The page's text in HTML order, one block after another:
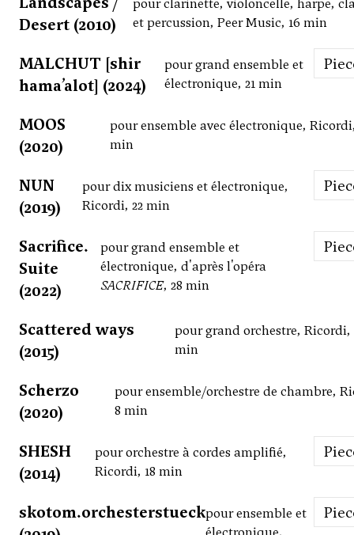
Desert (2010)
pour clarinette, violoncelle, harpe,
et percussion, Peer Music, 16 min
MALCHUT [shir
hama’alot] (2024)
pour grand ensemble et
électronique, 21 min
MOOS
(2020)
pour ensemble avec électronique,
min
NUN
(2019)
pour dix musiciens et électronique,
Ricordi, 22 min
Sacrifice.
Suite
(2022)
pour grand ensemble et
électronique, d'après l'opéra
SACRIFICE, 28 min
Scattered ways
(2015)
pour grand orchestre, Ricordi,
min
Scherzo
(2020)
pour ensemble/orchestre de chambre,
8 min
SHESH
(2014)
pour orchestre à cordes amplifié,
Ricordi, 18 min
skotom.orchesterstueckpour ensemble et